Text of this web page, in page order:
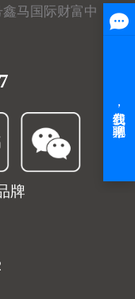
马国际财富中
牌